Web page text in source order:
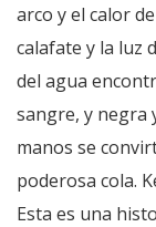
arco y el calor
calafate y la luz
del agua
sangre, y negra
manos se
poderosa cola.
Esta es una